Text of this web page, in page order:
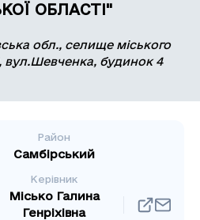
ОБЛАСТІ"
обл., селище міського
вул.Шевченка, будинок 4
Район
Самбірський
Керівник
Місько Галина
Генріхівна